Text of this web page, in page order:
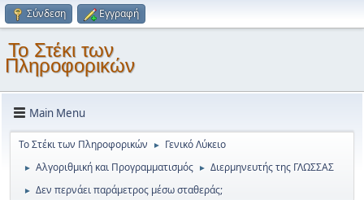
Σύνδεση Εγγραφή
Το Στέκι των
Πληροφορικών
Main Menu
Το Στέκι των Πληροφορικών ► Γενικό Λύκειο
► Αλγοριθμική και Προγραμματισμός ► Διερμηνευτής της ΓΛΩΣΣΑΣ
► Δεν περνάει παράμετρος μέσω σταθεράς;